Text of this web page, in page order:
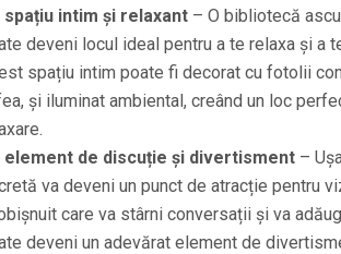
spațiu intim și relaxant– O bibliotecă
deveni locul ideal pentru a te relaxa și a
spațiu intim poate fi decorat cu fotolii
și iluminat ambiental, creând un loc
element de discuție și divertisment–
va deveni un punct de atracție pentru
care va stârni conversații și va
deveni un adevărat element de